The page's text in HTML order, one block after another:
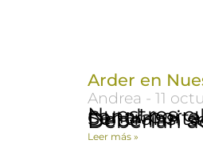
Arder en
Andrea 11
Nuestros cuerpos son el canal por el que nuestro
Leer más »